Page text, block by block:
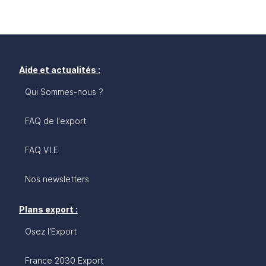
les entreprises françaises, aux portes de la France,
zone la plus dynamique de l’Union européenne,
étonnamment francophile.
Aide et actualités :
Qui Sommes-nous ?
FAQ de l'export
FAQ V.I.E
Nos newsletters
Plans export :
Osez l'Export
France 2030 Export